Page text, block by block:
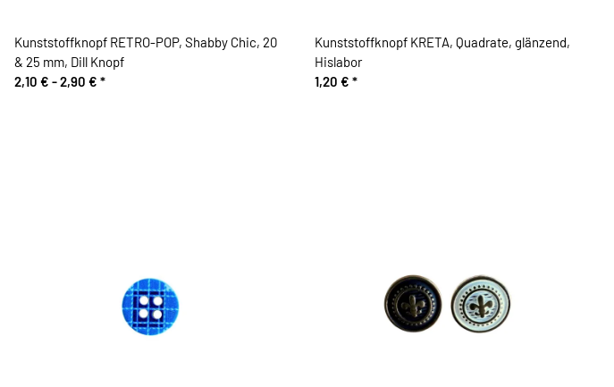
Kunststoffknopf RETRO-POP, Shabby Chic, 20
& 25 mm, Dill Knopf
2,10 € -2,90 € *
Kunststoffknopf KRETA, Quadrate, glänzend,
Hislabor
1,20 € *